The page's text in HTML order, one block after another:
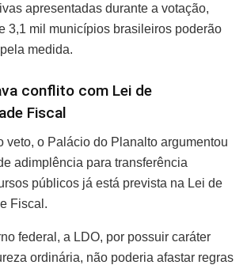
apresentadas durante a votação,
3,1 mil municípios brasileiros poderão
medida.
conflito com Lei de
Fiscal
veto, o Palácio do Planalto argumentou
adimplência para transferência
públicos já está prevista na Lei de
Fiscal.
federal, a LDO, por possuir caráter
ordinária, não poderia afastar regras